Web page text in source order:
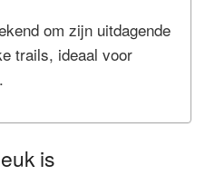
om zijn uitdagende
trails, ideaal voor
is